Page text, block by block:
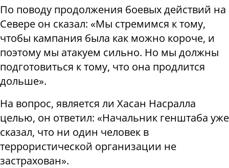
По поводу продолжения боевых действий на
Севере он сказал: «Мы стремимся к тому,
чтобы кампания была как можно короче, и
поэтому мы атакуем сильно. Но мы должны
подготовиться к тому, что она продлится
дольше».
На вопрос, является ли Хасан Насралла
целью, он ответил: «Начальник генштаба уже
сказал, что ни один человек в
террористической организации не
застрахован».